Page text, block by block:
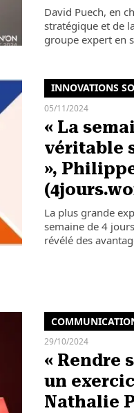
David Puech, en
stratégique et de
groupe expert en
INNOVATIONS
05/11/2024
« La
véritable
»,
La plus grande
semaine de 4
révélé des
29/10/2024
« Rendre
un
Nathalie